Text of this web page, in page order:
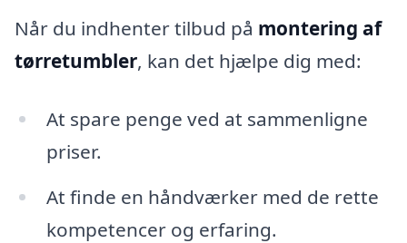
Når du indhenter tilbud på montering af
tørretumbler, kan det hjælpe dig med:
At spare penge ved at sammenligne
priser.
At finde en håndværker med de rette
kompetencer og erfaring.